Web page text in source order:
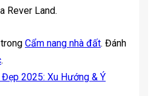
Rever Land.
Cẩm nang nhà đất. Đánh
.
2025: Xu Hướng & Ý